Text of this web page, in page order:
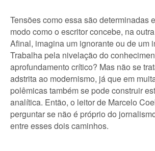
Tensões como essa são determinadas
modo como o escritor concebe, na
Afinal, imagina um ignorante ou de um
Trabalha pela nivelação do
aprofundamento crítico? Mas não se
adstrita ao modernismo, já que em
polêmicas também se pode construir
analítica. Então, o leitor de Marcelo
perguntar se não é próprio do
entre esses dois caminhos.